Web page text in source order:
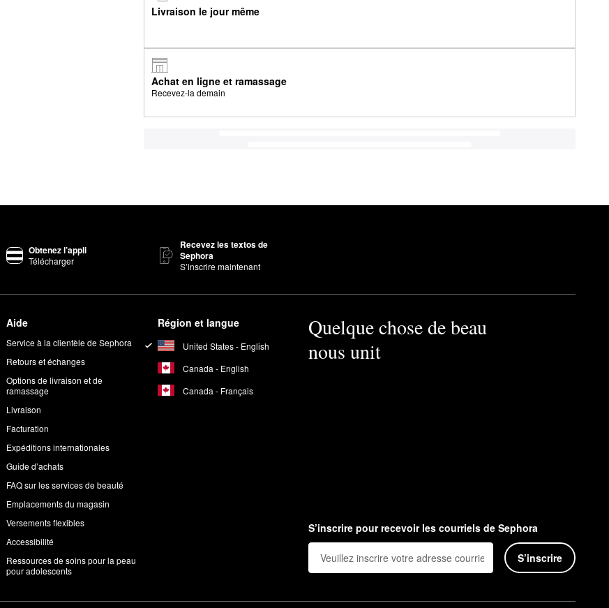
Livraison le jour même
Achat en ligne et ramassage
Recevez-la demain
Obtenez l’appli
Télécharger
Recevez les textos de
Sephora
S’inscrire maintenant
Aide
Service à la clientèle de Sephora
Retours et échanges
Options de livraison et de
ramassage
Livraison
Facturation
Expéditions internationales
Guide d’achats
FAQ sur les services de beauté
Emplacements du magasin
Versements flexibles
Accessibilité
Ressources de soins pour la peau
pour adolescents
Région et langue
United States - English
Canada - English
Canada - Français
Quelque chose de beau
nous unit
S’inscrire pour recevoir les courriels de Sephora
S’inscrire